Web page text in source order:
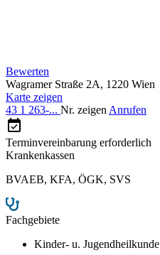
Bewerten
Wagramer Straße 2A, 1220 Wien
Karte zeigen
43 1 263-... Nr. zeigen Anrufen
Terminvereinbarung erforderlich
Krankenkassen
BVAEB, KFA, ÖGK, SVS
Fachgebiete
Kinder- u. Jugendheilkunde